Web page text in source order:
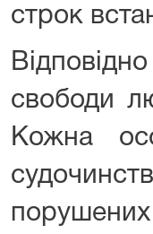
строк
свободи
Кожна